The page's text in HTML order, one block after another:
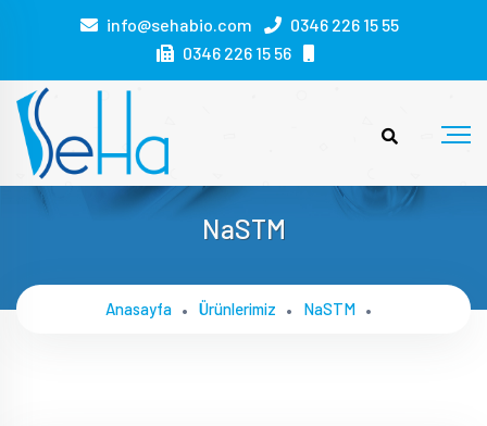
info@sehabio.com
0346 226 15 55
0346 226 15 56
NaSTM
Anasayfa Ürünlerimiz NaSTM